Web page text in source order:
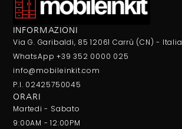
INFORMAZIONI
Via G. Garibaldi, 85 12061 Carrù (CN) - Italia
WhatsApp +39 352 0000 025
info@mobileinkit.com
P.I. 02425750045
ORARI
Martedi - Sabato
9:00AM - 12:00PM